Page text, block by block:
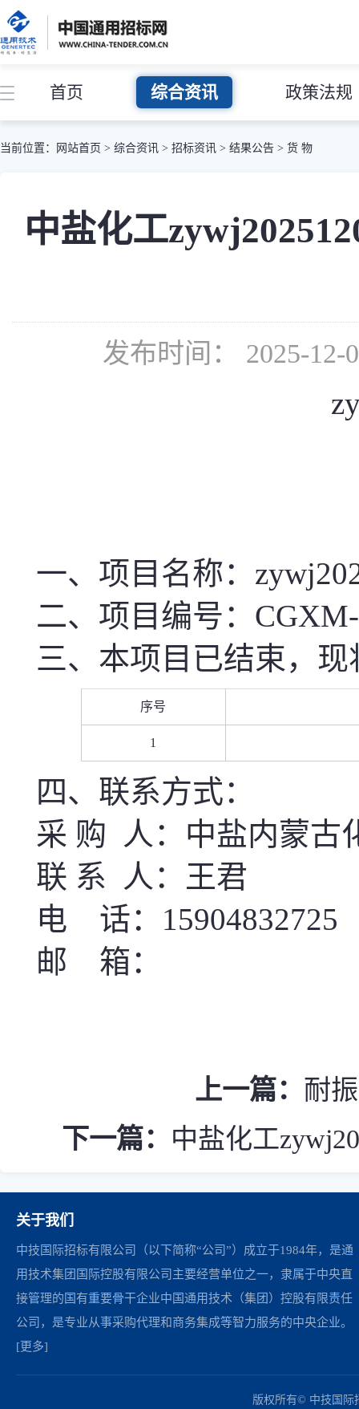
首页 综合资讯 政策法规
当前位置： 网站首页 > 综合资讯 > 招标资讯 > 结果公告 > 货 物
中盐化工
发布时间： 2025-
一、项目名称：
二、项目编号：
三、本项目已结束，
序号
1
四、联系方式：
采 购 人： 中盐内蒙古
联 系 人： 王君
电
话： 15904832725
邮 箱：
上一篇： 耐
下一篇： 中盐化工
关于我们
中技国际招标有限公司（以下简称“公司”）成立于1984年，是通
用技术集团国际控股有限公司主要经营单位之一，隶属于中央直
接管理的国有重要骨干企业中国通用技术（集团）控股有限责任
公司，是专业从事采购代理和商务集成等智力服务的中央企业。
[更多]
版权所有© 中技国际